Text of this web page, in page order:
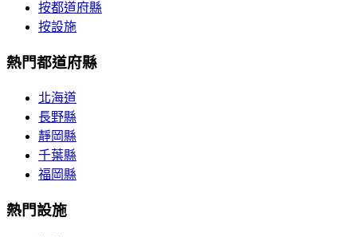
按都道府縣
按設施
熱門都道府縣
北海道
長野縣
靜岡縣
千葉縣
福岡縣
熱門設施